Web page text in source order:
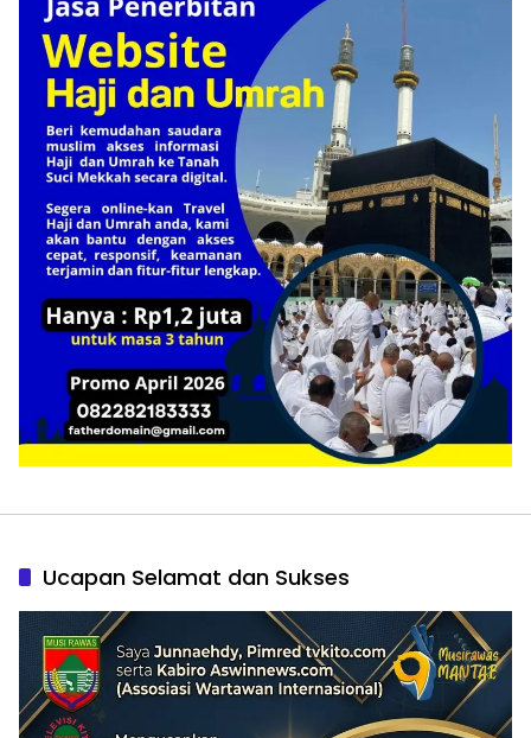
Ucapan Selamat dan Sukses